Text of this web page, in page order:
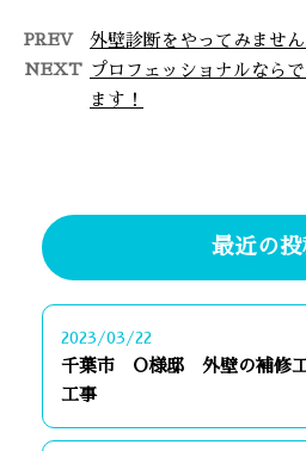
PREV 外壁診断をやってみません
NEXT プロフェッショナルなら
ます！
最近の投
2023/03/22
千葉市 O様邸 外壁の補修
工事